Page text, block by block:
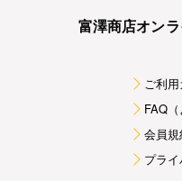
富澤商店オン
ご利
FAQ
会員規
プラ